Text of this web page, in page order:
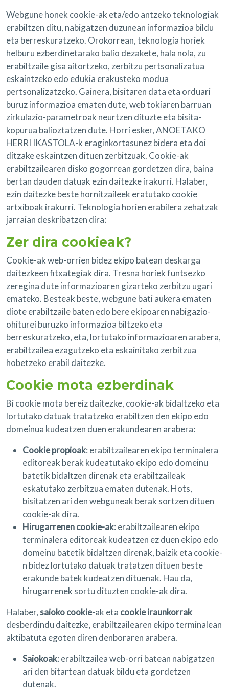
Webgune honek cookie-ak eta/edo antzeko teknologiak
erabiltzen ditu, nabigatzen duzunean informazioa bildu
eta berreskuratzeko. Orokorrean, teknologia horiek
helburu ezberdinetarako balio dezakete, hala nola, zu
erabiltzaile gisa aitortzeko, zerbitzu pertsonalizatua
eskaintzeko edo edukia erakusteko modua
pertsonalizatzeko. Gainera, bisitaren data eta orduari
buruz informazioa ematen dute, web tokiaren barruan
zirkulazio-parametroak neurtzen dituzte eta bisita-
kopurua balioztatzen dute. Horri esker, ANOETAKO
HERRI IKASTOLA-k eraginkortasunez bidera eta doi
ditzake eskaintzen dituen zerbitzuak. Cookie-ak
erabiltzailearen disko gogorrean gordetzen dira, baina
bertan dauden datuak ezin daitezke irakurri. Halaber,
ezin daitezke beste hornitzaileek eratutako cookie
artxiboak irakurri. Teknologia horien erabilera zehatzak
jarraian deskribatzen dira:
Zer dira cookieak?
Cookie-ak web-orrien bidez ekipo batean deskarga
daitezkeen fitxategiak dira. Tresna horiek funtsezko
zeregina dute informazioaren gizarteko zerbitzu ugari
emateko. Besteak beste, webgune bati aukera ematen
diote erabiltzaile baten edo bere ekipoaren nabigazio-
ohiturei buruzko informazioa biltzeko eta
berreskuratzeko, eta, lortutako informazioaren arabera,
erabiltzailea ezagutzeko eta eskainitako zerbitzua
hobetzeko erabil daitezke.
Cookie mota ezberdinak
Bi cookie mota bereiz daitezke, cookie-ak bidaltzeko eta
lortutako datuak tratatzeko erabiltzen den ekipo edo
domeinua kudeatzen duen erakundearen arabera:
Cookie propioak: erabiltzailearen ekipo terminalera
editoreak berak kudeatutako ekipo edo domeinu
batetik bidaltzen direnak eta erabiltzaileak
eskatutako zerbitzua ematen dutenak. Hots,
bisitatzen ari den webguneak berak sortzen dituen
cookie-ak dira.
Hirugarrenen cookie-ak: erabiltzailearen ekipo
terminalera editoreak kudeatzen ez duen ekipo edo
domeinu batetik bidaltzen direnak, baizik eta cookie-
n bidez lortutako datuak tratatzen dituen beste
erakunde batek kudeatzen dituenak. Hau da,
hirugarrenek sortu dituzten cookie-ak dira.
Halaber,saioko cookie-ak eta cookie iraunkorrak
desberdindu daitezke, erabiltzailearen ekipo terminalean
aktibatuta egoten diren denboraren arabera.
Saiokoak: erabiltzailea web-orri batean nabigatzen
ari den bitartean datuak bildu eta gordetzen
dutenak.